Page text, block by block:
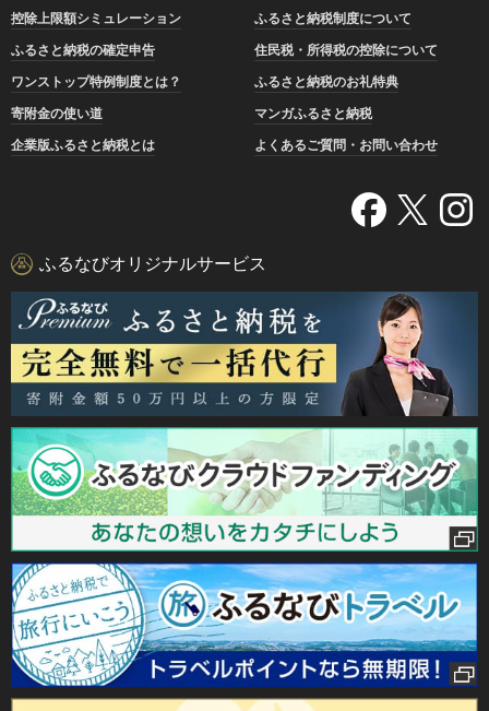
控除上限額シミュレーション
ふるさと納税制度について
ふるさと納税の確定申告
住民税・所得税の控除について
ワンストップ特例制度とは？
ふるさと納税のお礼特典
寄附金の使い道
マンガふるさと納税
企業版ふるさと納税とは
よくあるご質問・お問い合わせ
ふるなびオリジナルサービス